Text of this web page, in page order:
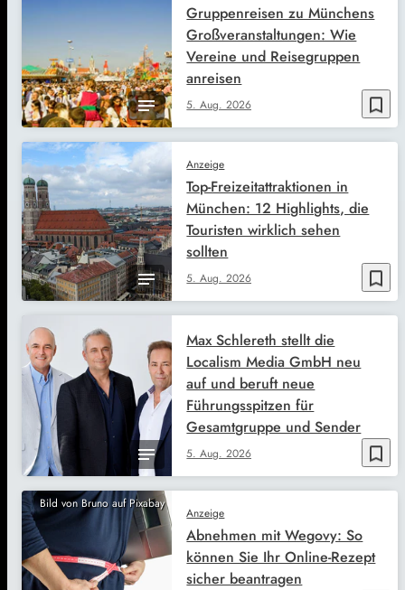
bookmark_border
5. Aug. 2026
Gruppenreisen zu Münchens
Großveranstaltungen: Wie
Vereine und Reisegruppen
anreisen
bookmark_border
Anzeige
5. Aug. 2026
Top-Freizeitattraktionen in
München: 12 Highlights, die
Touristen wirklich sehen
sollten
bookmark_border
5. Aug. 2026
Max Schlereth stellt die
Localism Media GmbH neu
auf und beruft neue
Führungsspitzen für
Gesamtgruppe und Sender
Bild von Bruno auf Pixabay
Anzeige
Abnehmen mit Wegovy: So
können Sie Ihr Online-Rezept
sicher beantragen